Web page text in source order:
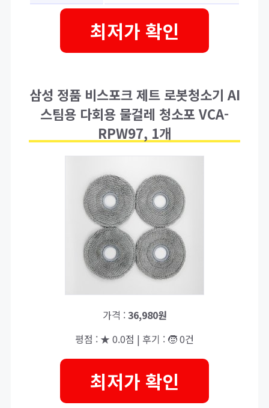
최저가 확인
삼성 정품 비스포크 제트 로봇청소기 AI
스팀용 다회용 물걸레 청소포 VCA-
RPW97, 1개
가격 :36,980원
평점 : ★ 0.0점 | 후기 : 🧒 0건
최저가 확인